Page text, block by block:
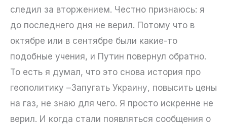
следил за вторжением. Честно признаюсь: я
до последнего дня не верил. Потому что в
октябре или в сентябре были какие-то
подобные учения, и Путин повернул обратно.
То есть я думал, что это снова история про
геополитику –Запугать Украину, повысить цены
на газ, не знаю для чего. Я просто искренне не
верил. И когда стали появляться сообщения о